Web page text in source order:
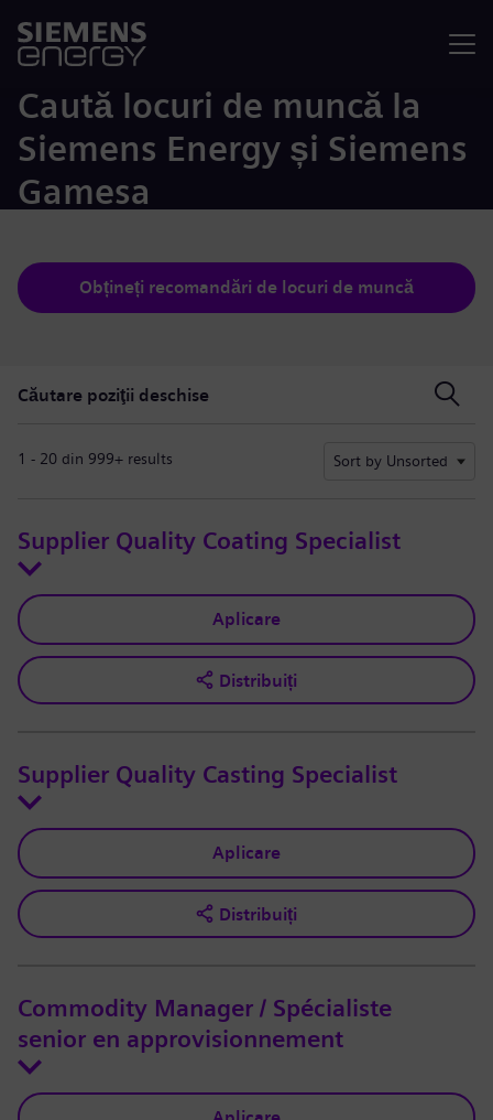
Caută locuri de muncă la
Siemens Energy și Siemens
Gamesa
Obțineți recomandări de locuri de muncă
Căutare poziţii deschise
1 - 20 din 999+ results Sort by Unsorted
Supplier Quality Coating Specialist
Aplicare
Distribuiți
Supplier Quality Casting Specialist
Aplicare
Distribuiți
Commodity Manager / Spécialiste
senior en approvisionnement